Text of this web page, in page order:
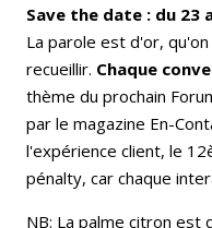
Save the date : du 23
La parole est d'or,
recueillir. Chaque
thème du prochain
par le magazine En-
l'expérience client, le
pénalty, car chaque
NB: La palme citron est